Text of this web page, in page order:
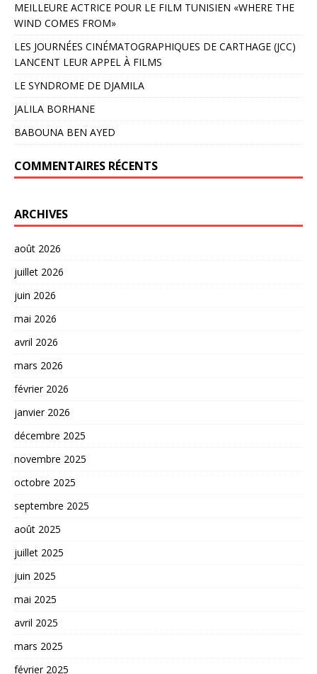
MEILLEURE ACTRICE POUR LE FILM TUNISIEN «WHERE THE
WIND COMES FROM»
LES JOURNÉES CINÉMATOGRAPHIQUES DE CARTHAGE (JCC)
LANCENT LEUR APPEL À FILMS
LE SYNDROME DE DJAMILA
JALILA BORHANE
BABOUNA BEN AYED
COMMENTAIRES RÉCENTS
ARCHIVES
août 2026
juillet 2026
juin 2026
mai 2026
avril 2026
mars 2026
février 2026
janvier 2026
décembre 2025
novembre 2025
octobre 2025
septembre 2025
août 2025
juillet 2025
juin 2025
mai 2025
avril 2025
mars 2025
février 2025